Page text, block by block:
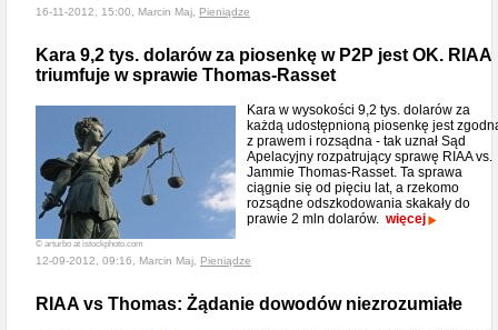
16-11-2012, 15:00, Marcin Maj, Pieniądze
Kara 9,2 tys. dolarów za piosenkę w P2P jest OK. RIAA
triumfuje w sprawie Thomas-Rasset
© arturbo at istockphoto.com
Kara w wysokości 9,2 tys. dolarów za
każdą udostępnioną piosenkę jest
z prawem i rozsądna - tak uznał Sąd
Apelacyjny rozpatrujący sprawę RIAA vs.
Jammie Thomas-Rasset. Ta sprawa
ciągnie się od pięciu lat, a rzekomo
rozsądne odszkodowania skakały do
prawie 2 mln dolarów. więcej
12-09-2012, 09:16, Marcin Maj, Pieniądze
RIAA vs Thomas: Żądanie dowodów niezrozumiałe